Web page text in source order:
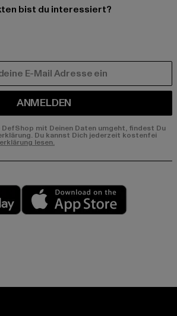
bist du interessiert?
ANMELDEN
mit Deinen Daten umgeht, findest Du
Du kannst Dich jederzeit kostenfei
lesen.
Play market
page:page:
our YouTube channel: